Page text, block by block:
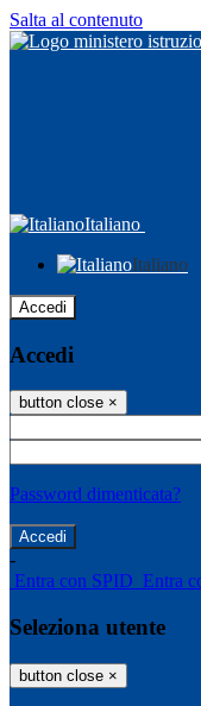
Salta al contenuto
Italiano
Italiano
Accedi
Accedi
button close ×
Password dimenticata?
-
Entra con SPID Entra
Seleziona utente
button close ×